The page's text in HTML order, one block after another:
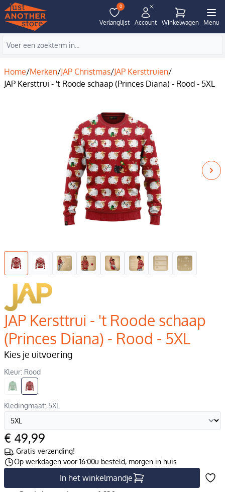
0
Verlanglijst Account Winkelwagen Menu
Home/Merken/JAP Christmas/JAP Kersttruien/
JAP Kersttrui - 't Roode schaap (Princes Diana) - Rood - 5XL
JAP Kersttrui - 't Roode schaap
(Princes Diana) - Rood - 5XL
Kies je uitvoering
Kleur: Rood
Kledingmaat: 5XL
€ 49,99
Gratis verzending!
Op werkdagen voor 16:00u besteld, morgen in huis
In het winkelmandje